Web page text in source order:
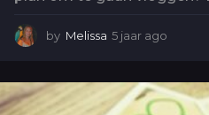
by Melissa 5 jaar ago
a
r